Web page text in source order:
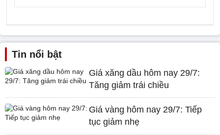
Tin nổi bật
Giá xăng dầu hôm nay 29/7:
Tăng giảm trái chiều
Giá vàng hôm nay 29/7: Tiếp
tục giảm nhẹ